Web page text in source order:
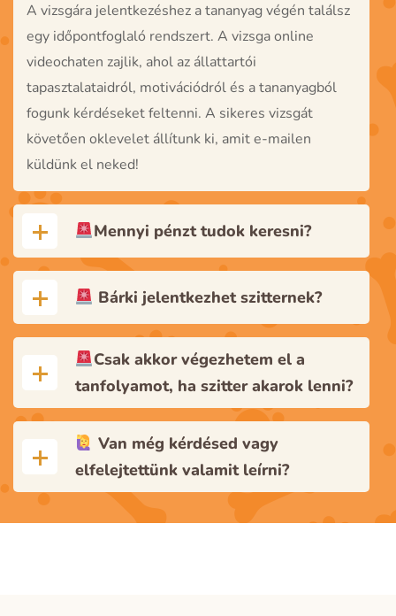
A vizsgára jelentkezéshez a tananyag végén találsz
egy időpontfoglaló rendszert. A vizsga online
videochaten zajlik, ahol az állattartói
tapasztalataidról, motivációdról és a tananyagból
fogunk kérdéseket feltenni. A sikeres vizsgát
követően oklevelet állítunk ki, amit e-mailen
küldünk el neked!
Mennyi pénzt tudok keresni?
Bárki jelentkezhet szitternek?
Csak akkor végezhetem el a
tanfolyamot, ha szitter akarok lenni?
Van még kérdésed vagy
elfelejtettünk valamit leírni?